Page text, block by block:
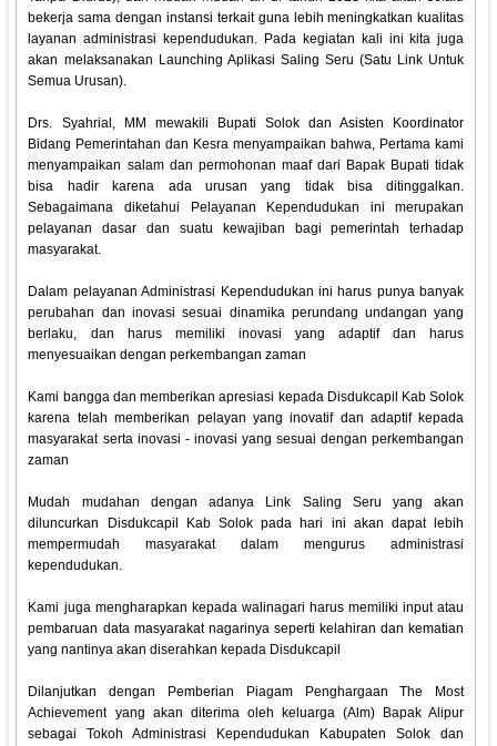
bekerja sama dengan instansi terkait guna lebih meningkatkan kualitas
layanan administrasi kependudukan. Pada kegiatan kali ini kita juga
akan melaksanakan Launching Aplikasi Saling Seru (Satu Link Untuk
Semua Urusan).
Drs. Syahrial, MM mewakili Bupati Solok dan Asisten Koordinator
Bidang Pemerintahan dan Kesra menyampaikan bahwa, Pertama kami
menyampaikan salam dan permohonan maaf dari Bapak Bupati tidak
bisa hadir karena ada urusan yang tidak bisa ditinggalkan.
Sebagaimana diketahui Pelayanan Kependudukan ini merupakan
pelayanan dasar dan suatu kewajiban bagi pemerintah terhadap
masyarakat.
Dalam pelayanan Administrasi Kependudukan ini harus punya banyak
perubahan dan inovasi sesuai dinamika perundang undangan yang
berlaku, dan harus memiliki inovasi yang adaptif dan harus
menyesuaikan dengan perkembangan zaman
Kami bangga dan memberikan apresiasi kepada Disdukcapil Kab Solok
karena telah memberikan pelayan yang inovatif dan adaptif kepada
masyarakat serta inovasi - inovasi yang sesuai dengan perkembangan
zaman
Mudah mudahan dengan adanya Link Saling Seru yang akan
diluncurkan Disdukcapil Kab Solok pada hari ini akan dapat lebih
mempermudah masyarakat dalam mengurus administrasi
kependudukan.
Kami juga mengharapkan kepada walinagari harus memiliki input atau
pembaruan data masyarakat nagarinya seperti kelahiran dan kematian
yang nantinya akan diserahkan kepada Disdukcapil
Dilanjutkan dengan Pemberian Piagam Penghargaan The Most
Achievement yang akan diterima oleh keluarga (Alm) Bapak Alipur
sebagai Tokoh Administrasi Kependudukan Kabupaten Solok dan